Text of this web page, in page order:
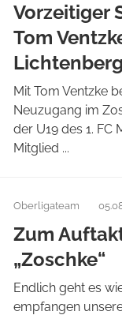
Vorzeitiger
Tom
Mit Tom Ventzke
Neuzugang im
der U19 des 1.
Mitglied ...
Oberligateam
Zum
„Zoschke“
Endlich geht es
empfangen